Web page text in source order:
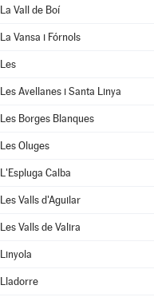
La Vall de Boí
La Vansa i Fórnols
Les
Les Avellanes i Santa Linya
Les Borges Blanques
Les Oluges
L'Espluga Calba
Les Valls d'Aguilar
Les Valls de Valira
Linyola
Lladorre